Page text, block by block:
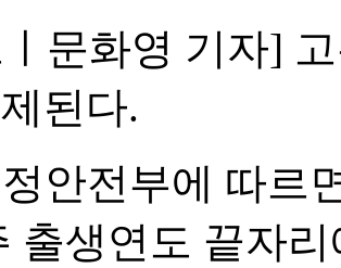
문화영 기자]
된다.
안전부에 따르
출생연도 끝자